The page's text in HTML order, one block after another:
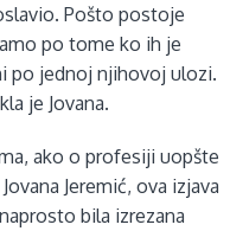
Pošto postoje
po tome ko ih je
po jednoj njihovoj ulozi.
je Jovana.
ako o profesiji uopšte
Jeremić, ova izjava
bila izrezana